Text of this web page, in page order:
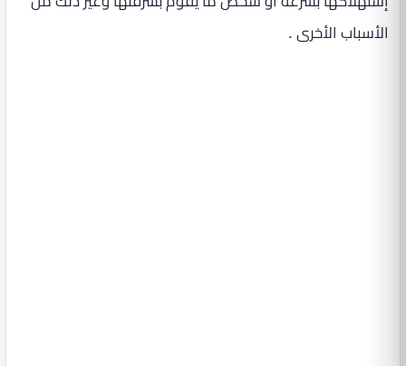
الأسباب الأخرى .